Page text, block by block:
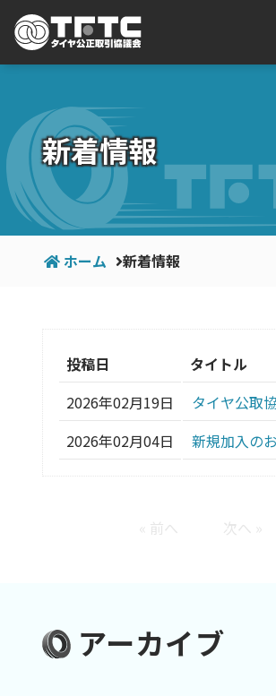
新着情報
ホーム 新着情報
投稿日
タイトル
2026年02月19日
タイヤ公取
2026年02月04日
新規加入の
« 前へ 次へ »
アーカイブ